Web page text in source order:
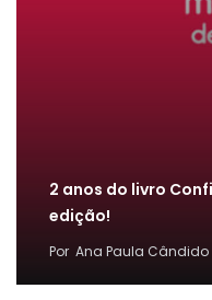
2 anos do livro
edição!
Por Ana Paula Cândido